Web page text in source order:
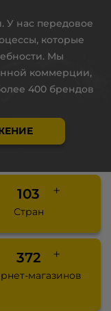
У нас передовое
которые
Мы
коммерции,
400 брендов
154
Стран
+
572
магазинов
+